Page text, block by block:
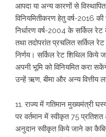
आपदा या अन्य कारणों से
विनियमितीकरण हेतु वर्ष-2016
निर्धारण वर्ष-2004 के सर्किल
तथा तदोपरांत प्रचलित सर्किल
निर्णय। सर्किल रेट शिथिल किये
अपनी भूमि को विनियमित करा
उन्हें ऋण, बीमा और अन्य वित्तीय
11. राज्य में गतिमान मुख्यमंत्री
पर वर्तमान में स्वीकृत 75
अनुदान स्वीकृत किये जाने का